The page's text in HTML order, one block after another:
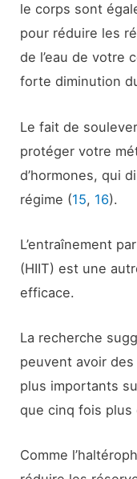
le corps sont
pour réduire les
de l’eau de votre
forte diminution
Le fait de
protéger votre
d’hormones, qui
régime (15, 16).
L’entraînement
(HIIT) est une
efficace.
La recherche
peuvent avoir
plus importants
que cinq fois plus
Comme